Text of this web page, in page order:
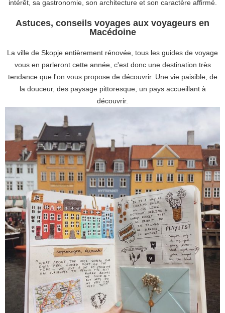
intérêt, sa gastronomie, son architecture et son caractère affirmé.
Astuces, conseils voyages aux voyageurs en
Macédoine
La ville de Skopje entièrement rénovée, tous les guides de voyage
vous en parleront cette année, c'est donc une destination très
tendance que l'on vous propose de découvrir. Une vie paisible, de
la douceur, des paysage pittoresque, un pays accueillant à
découvrir.